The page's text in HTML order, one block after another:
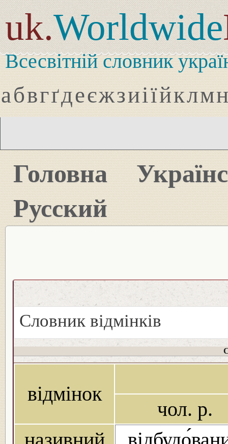
uk.Worldwide
Всесвітній словник
абвгґдеєжзиіїйклмн
Головна
Русский
Словник відмінків
відмінок
чол. р.